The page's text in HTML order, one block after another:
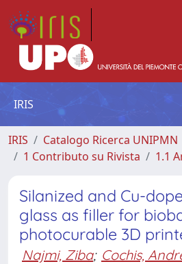
IRIS
IRIS
Catalogo Ricerca UNIPMN
1 Contributo su Rivista
1.1
Silanized and Cu-
glass as filler for
photocurable 3D
Najmi, Ziba; Cochis,